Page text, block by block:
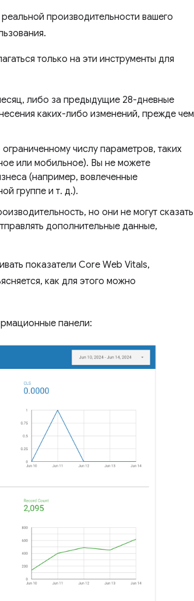
производительности вашего
только на эти инструменты для
либо за предыдущие 28-дневные
каких-либо изменений, прежде чем
числу параметров, таких
или мобильное). Вы не можете
(например, вовлеченные
группе и т. д.).
но они не могут сказать
дополнительные данные,
показатели Core Web Vitals,
как для этого можно
панели: